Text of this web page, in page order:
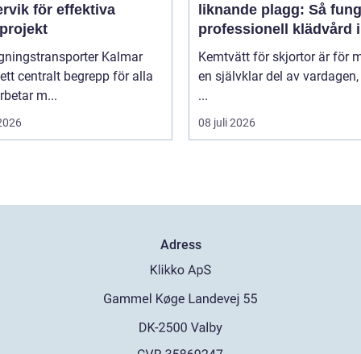
för effektiva
Kalmar
centralt begrepp för alla
m...
liknande plagg: Så
professionell klädvård i
praktiken
Kemtvätt för skjortor är för
en självklar del av
...
08 juli 2026
Adress